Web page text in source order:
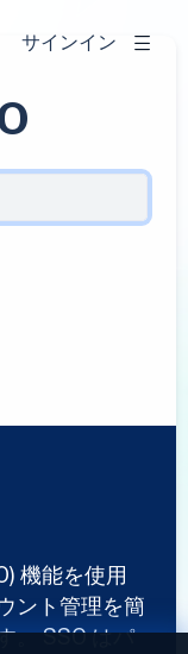
サインイン
機能を使用
ント管理を簡
。 SSO はパ